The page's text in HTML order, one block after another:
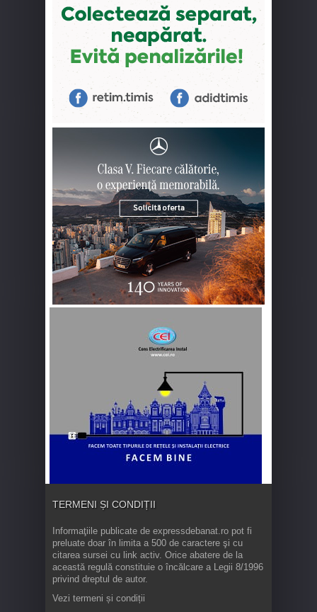
TERMENI ȘI CONDIȚII
Informaţiile publicate de expressdebanat.ro pot fi
preluate doar în limita a 500 de caractere şi cu
citarea sursei cu link activ. Orice abatere de la
această regulă constituie o încălcare a Legii 8/1996
privind dreptul de autor.
Vezi termeni și condiții